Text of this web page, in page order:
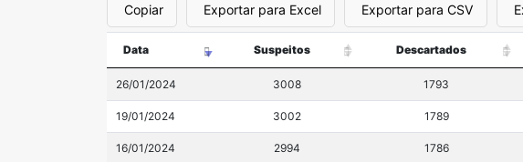
Copiar Exportar para Excel Exportar para CSV
Data Suspeitos Descartados
26/01/2024 3008 1793
19/01/2024 3002 1789
16/01/2024 2994 1786